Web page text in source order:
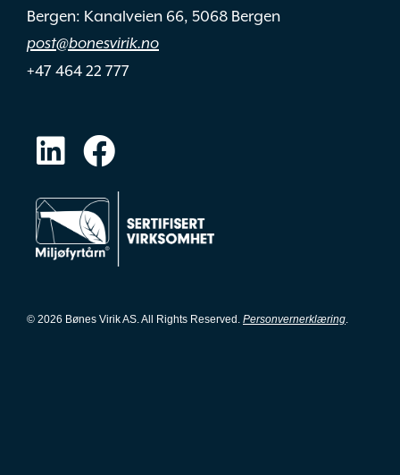
Bergen: Kanalveien 66, 5068 Bergen
post@bonesvirik.no
+47 464 22 777
© 2026 Bønes Virik AS. All Rights Reserved. Personvernerklæring